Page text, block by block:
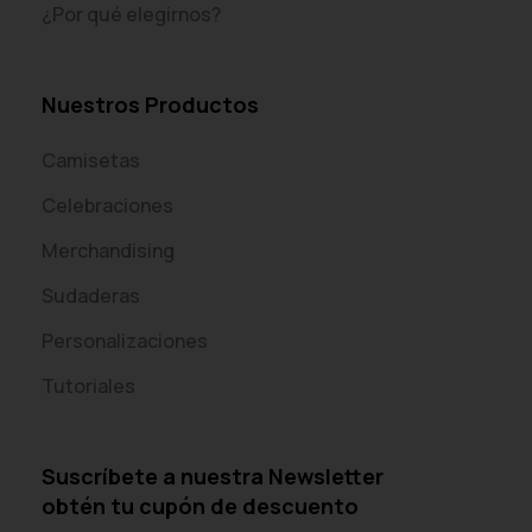
¿Por qué elegirnos?
Nuestros Productos
Camisetas
Celebraciones
Merchandising
Sudaderas
Personalizaciones
Tutoriales
Suscríbete a nuestra Newsletter
obtén tu cupón de descuento